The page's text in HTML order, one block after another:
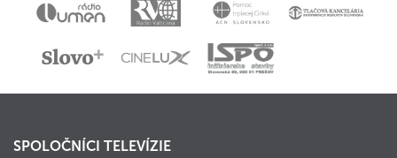
SPOLOČNÍCI TELEVÍZIE